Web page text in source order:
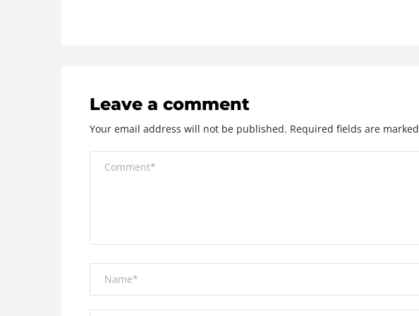
Leave a comment
Your email address will not be published. Required fields are marked